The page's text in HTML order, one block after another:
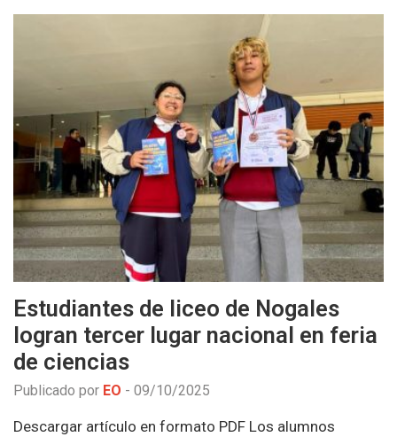
Estudiantes de liceo de Nogales
logran tercer lugar nacional en feria
de ciencias
Publicado por EO - 09/10/2025
Descargar artículo en formato PDF Los alumnos